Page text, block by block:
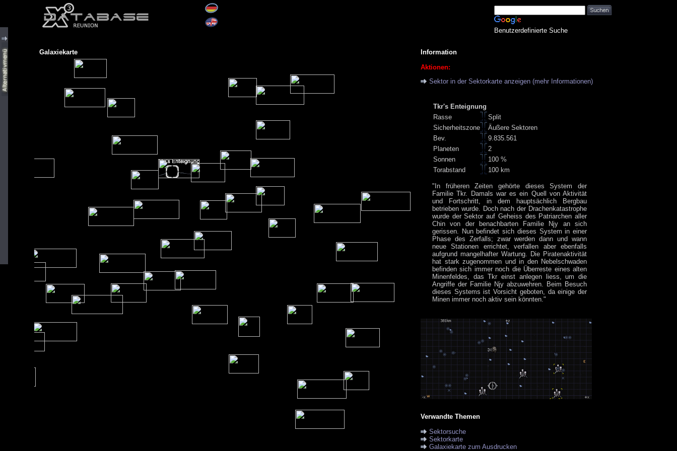
Benutzerdefinierte Suche
Galaxiekarte
Information
Aktionen:
Sektor in der Sektorkarte anzeigen (mehr Informationen)
Tkr's Enteignung
Rasse
Split
Sicherheitszone
Äußere Sektoren
Bev.
9.835.561
Planeten
2
Sonnen
100 %
Torabstand
100 km
"In früheren Zeiten gehörte dieses System der
Familie Tkr. Damals war es ein Quell von Aktivität
und Fortschritt, in dem hauptsächlich Bergbau
betrieben wurde. Doch nach der Drachenkatastrophe
wurde der Sektor auf Geheiss des Patriarchen aller
Chin von der benachbarten Familie Njy an sich
gerissen. Nun befindet sich dieses System in einer
Phase des Zerfalls; zwar werden dann und wann
neue Stationen errichtet, verfallen aber ebenfalls
aufgrund mangelhafter Wartung. Die Piratenaktivität
hat stark zugenommen und in den Nebelschwaden
befinden sich immer noch die Überreste eines alten
Minenfeldes, das Tkr einst anlegen liess, um die
Angriffe der Familie Njy abzuwehren. Beim Besuch
dieses Systems ist Vorsicht geboten, da einige der
Minen immer noch aktiv sein könnten."
Verwandte Themen
Sektorsuche
Sektorkarte
Galaxiekarte zum Ausdrucken